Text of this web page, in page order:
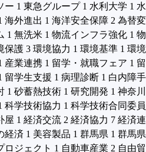
ー 1 東急グループ 1 水利大学 1 水
海外進出 1 海洋安全保障 2 為替変
1 無洗米 1 物流インフラ強化 1 物
保護 3 環境協力 1 環境基準 1 環境
産業連携 1 留学・就職フェア 1 留
留学生支援 1 病理診断 1 白内障手
1 砂蓄熱技術 1 研究開発 1 神奈川
科学技術協力 1 科学技術合同委員
屋 1 経済交流 2 経済協力 7 経済連
経済 1 美容製品 1 群馬県 1 群馬県
ロジェクト 1 自動車産業 2 自由貿